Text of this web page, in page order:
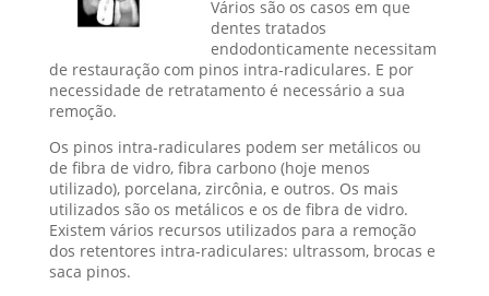
Vários são os casos em que
dentes tratados
endodonticamente necessitam
de restauração com pinos intra-radiculares. E por
necessidade de retratamento é necessário a sua
remoção.
Os pinos intra-radiculares podem ser metálicos ou
de fibra de vidro, fibra carbono (hoje menos
utilizado), porcelana, zircônia, e outros. Os mais
utilizados são os metálicos e os de fibra de vidro.
Existem vários recursos utilizados para a remoção
dos retentores intra-radiculares: ultrassom, brocas e
saca pinos.